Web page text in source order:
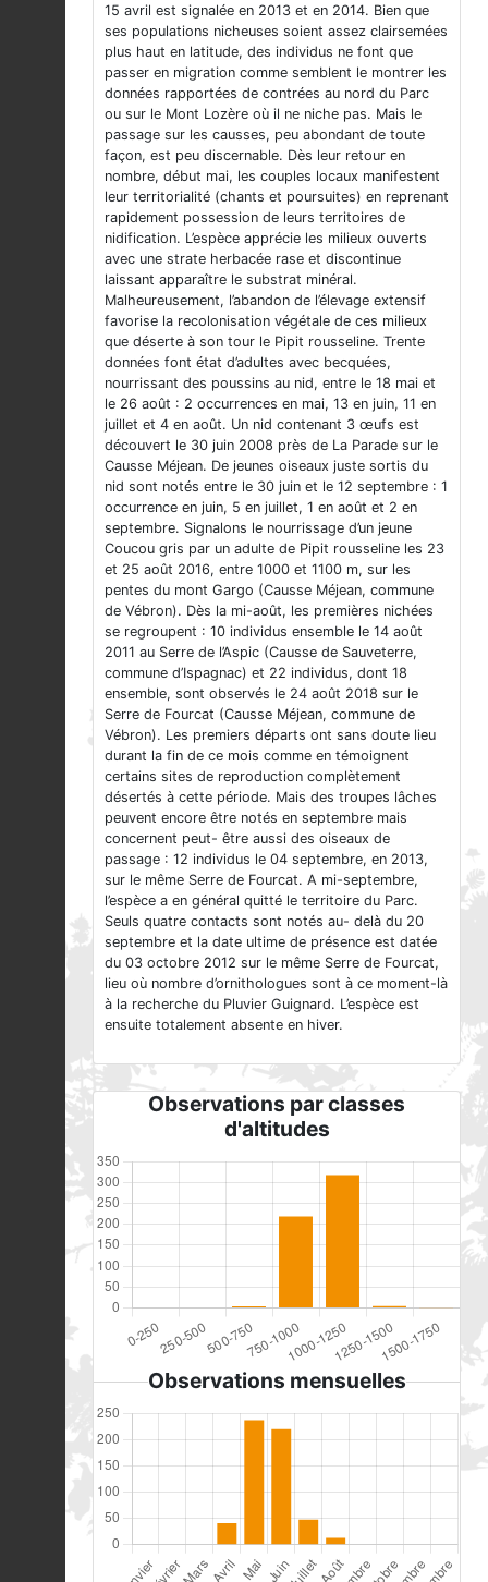
15 avril est signalée en 2013 et en 2014. Bien que
ses populations nicheuses soient assez clairsemées
plus haut en latitude, des individus ne font que
passer en migration comme semblent le montrer les
données rapportées de contrées au nord du Parc
ou sur le Mont Lozère où il ne niche pas. Mais le
passage sur les causses, peu abondant de toute
façon, est peu discernable. Dès leur retour en
nombre, début mai, les couples locaux manifestent
leur territorialité (chants et poursuites) en reprenant
rapidement possession de leurs territoires de
nidification. L’espèce apprécie les milieux ouverts
avec une strate herbacée rase et discontinue
laissant apparaître le substrat minéral.
Malheureusement, l’abandon de l’élevage extensif
favorise la recolonisation végétale de ces milieux
que déserte à son tour le Pipit rousseline. Trente
données font état d’adultes avec becquées,
nourrissant des poussins au nid, entre le 18 mai et
le 26 août : 2 occurrences en mai, 13 en juin, 11 en
juillet et 4 en août. Un nid contenant 3 œufs est
découvert le 30 juin 2008 près de La Parade sur le
Causse Méjean. De jeunes oiseaux juste sortis du
nid sont notés entre le 30 juin et le 12 septembre : 1
occurrence en juin, 5 en juillet, 1 en août et 2 en
septembre. Signalons le nourrissage d’un jeune
Coucou gris par un adulte de Pipit rousseline les 23
et 25 août 2016, entre 1000 et 1100 m, sur les
pentes du mont Gargo (Causse Méjean, commune
de Vébron). Dès la mi-août, les premières nichées
se regroupent : 10 individus ensemble le 14 août
2011 au Serre de l’Aspic (Causse de Sauveterre,
commune d’Ispagnac) et 22 individus, dont 18
ensemble, sont observés le 24 août 2018 sur le
Serre de Fourcat (Causse Méjean, commune de
Vébron). Les premiers départs ont sans doute lieu
durant la fin de ce mois comme en témoignent
certains sites de reproduction complètement
désertés à cette période. Mais des troupes lâches
peuvent encore être notés en septembre mais
concernent peut- être aussi des oiseaux de
passage : 12 individus le 04 septembre, en 2013,
sur le même Serre de Fourcat. A mi-septembre,
l’espèce a en général quitté le territoire du Parc.
Seuls quatre contacts sont notés au- delà du 20
septembre et la date ultime de présence est datée
du 03 octobre 2012 sur le même Serre de Fourcat,
lieu où nombre d’ornithologues sont à ce moment-là
à la recherche du Pluvier Guignard. L’espèce est
ensuite totalement absente en hiver.
Observations par classes
d'altitudes
Observations mensuelles